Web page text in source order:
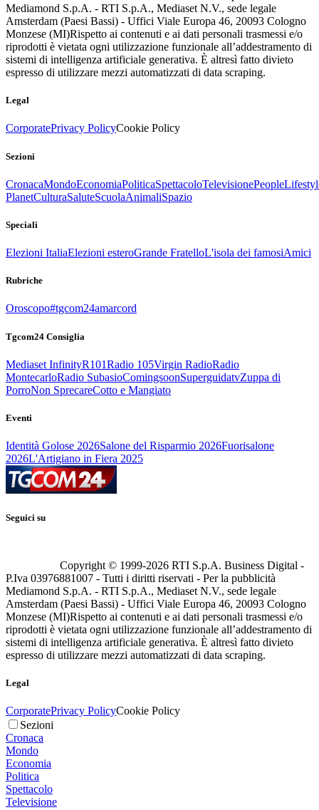
Mediamond S.p.A. - RTI S.p.A., Mediaset N.V., sede legale
Amsterdam (Paesi Bassi) - Uffici Viale Europa 46, 20093 Cologno
Monzese (MI)Rispetto ai contenuti e ai dati personali trasmessi e/o
riprodotti è vietata ogni utilizzazione funzionale all’addestramento di
sistemi di intelligenza artificiale generativa. È altresì fatto divieto
espresso di utilizzare mezzi automatizzati di data scraping.
Legal
CorporatePrivacy PolicyCookie Policy
Sezioni
CronacaMondoEconomiaPoliticaSpettacoloTelevisionePeople
PlanetCulturaSaluteScuolaAnimaliSpazio
Speciali
Elezioni ItaliaElezioni esteroGrande FratelloL'isola dei famosiAmici
Rubriche
Oroscopo#tgcom24amarcord
Tgcom24 Consiglia
Mediaset InfinityR101Radio 105Virgin RadioRadio
MontecarloRadio SubasioComingsoonSuperguidatvZuppa di
PorroNon SprecareCotto e Mangiato
Eventi
Identità Golose 2026Salone del Risparmio 2026Fuorisalone
2026L'Artigiano in Fiera 2025
Seguici su
Copyright © 1999-2026 RTI S.p.A. Business Digital -
P.Iva 03976881007 - Tutti i diritti riservati - Per la pubblicità
Mediamond S.p.A. - RTI S.p.A., Mediaset N.V., sede legale
Amsterdam (Paesi Bassi) - Uffici Viale Europa 46, 20093 Cologno
Monzese (MI)Rispetto ai contenuti e ai dati personali trasmessi e/o
riprodotti è vietata ogni utilizzazione funzionale all’addestramento di
sistemi di intelligenza artificiale generativa. È altresì fatto divieto
espresso di utilizzare mezzi automatizzati di data scraping.
Legal
CorporatePrivacy PolicyCookie Policy
Sezioni
Cronaca
Mondo
Economia
Politica
Spettacolo
Televisione